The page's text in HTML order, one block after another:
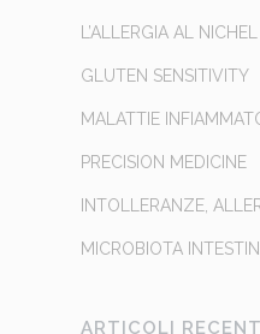
L’ALLERGIA AL
GLUTEN SENSITIVITY
MALATTIE
PRECISION MEDICINE
INTOLLERANZE,
MICROBIOTA
ARTICOLI